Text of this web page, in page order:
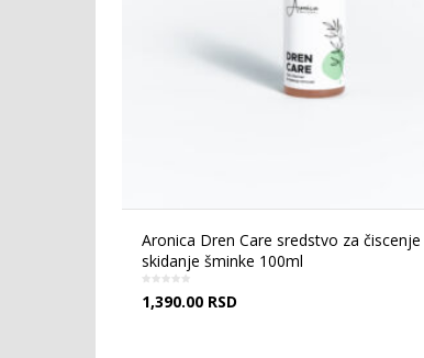
Aronica Dren Care sredstvo za čiscenje
skidanje šminke 100ml
1,390.00 RSD